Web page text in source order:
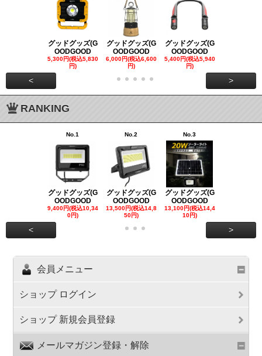
グッドグッズ(G
OODGOOD
5,300円(税込5,830
円)
グッドグッズ(G
OODGOOD
6,000円(税込6,600
円)
グッドグッズ(G
OODGOOD
5,400円(税込5,940
円)
< >
RANKING
No.1
グッドグッズ(G
OODGOOD
9,400円(税込10,34
0円)
No.2
グッドグッズ(G
OODGOOD
13,500円(税込14,8
50円)
No.3
グッドグッズ(G
OODGOOD
13,100円(税込14,4
10円)
< >
会員メニュー
ショップ ログイン
ショップ 新規会員登録
メールマガジン登録・解除